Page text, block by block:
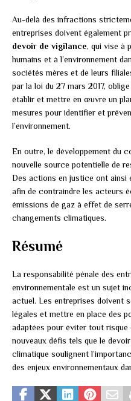
Au-delà des infractions
entreprises doivent également
devoir de vigilance, qui vise à
humains et à l’environnement
sociétés mères et de leurs
par la loi du 27 mars 2017,
établir et mettre en œuvre un
mesures pour identifier et
l’environnement.
En outre, le développement du
nouvelle source potentielle de
Des actions en justice ont ainsi
afin de contraindre les acteurs
émissions de gaz à effet de
changements climatiques.
Résumé
La responsabilité pénale des
environnementale est un sujet
actuel. Les entreprises doivent
légales et mettre en place des
adaptées pour éviter tout risque
nouveaux défis tels que le
climatique soulignent
des enjeux environnementaux